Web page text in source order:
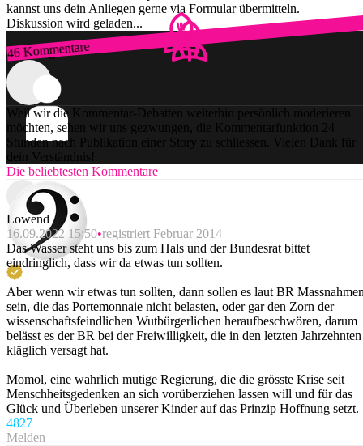
kannst uns dein Anliegen gerne via Formular übermitteln.
Diskussion wird geladen...
46 Kommentare
Zum Login
Weil wir die Kommentar-Debatten weiterhin persönlich moderieren
möchten, sehen wir uns gezwungen, die Kommentarfunktion 24
Stunden nach Publikation einer Story zu schliessen. Vielen Dank für
dein Verständnis!
Die beliebtesten Kommentare
Lowend
16.09.2022 15:50 registriert Februar 2014
Das Wasser steht uns bis zum Hals und der Bundesrat bittet
eindringlich, dass wir da etwas tun sollten.
Aber wenn wir etwas tun sollten, dann sollen es laut BR
sein, die das Portemonnaie nicht belasten, oder gar den Zorn der
wissenschaftsfeindlichen Wutbürgerlichen heraufbeschwören, darum
belässt es der BR bei der Freiwilligkeit, die in den letzten Jahrzehnten
kläglich versagt hat.
Momol, eine wahrlich mutige Regierung, die die grösste Krise seit
Menschheitsgedenken an sich vorüberziehen lassen will und für das
Glück und Überleben unserer Kinder auf das Prinzip Hoffnung setzt.
4827
Melden